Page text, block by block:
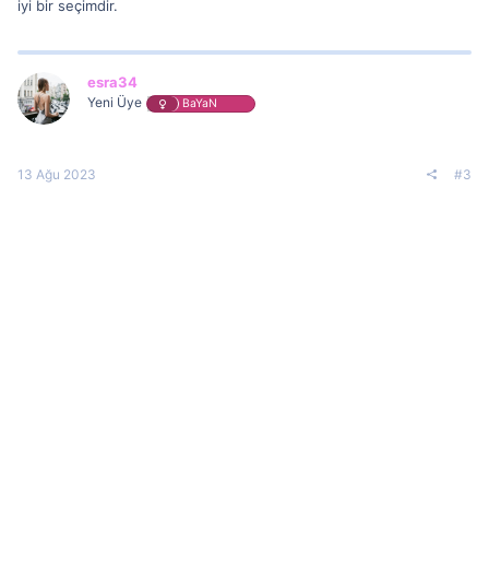
iyi bir seçimdir.
esra34
Yeni Üye BaYaN
13 Ağu 2023 #3